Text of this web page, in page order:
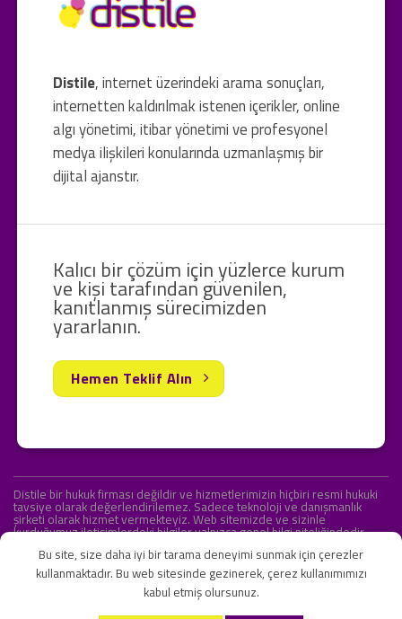
Distile, internet üzerindeki arama sonuçları,
internetten kaldırılmak istenen içerikler, online
algı yönetimi, itibar yönetimi ve profesyonel
medya ilişkileri konularında uzmanlaşmış bir
dijital ajanstır.
Kalıcı bir çözüm için yüzlerce kurum
ve kişi tarafından güvenilen,
kanıtlanmış sürecimizden
yararlanın.
Hemen Teklif Alın
Distile bir hukuk firması değildir ve hizmetlerimizin hiçbiri resmi hukuki
tavsiye olarak değerlendirilemez. Sadece teknoloji ve danışmanlık
şirketi olarak hizmet vermekteyiz. Web sitemizde ve sizinle
kurduğumuz iletişimlerdeki bilgiler yalnızca genel bilgi niteliğindedir.
Bu site, size daha iyi bir tarama deneyimi sunmak için çerezler
kullanmaktadır. Bu web sitesinde gezinerek, çerez kullanımımızı
kabul etmiş olursunuz.